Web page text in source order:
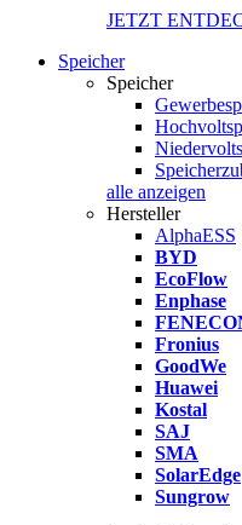
JETZT
Speicher
Speicher
alle anzeigen
Hersteller
AlphaESS
BYD
EcoFlow
Enphase
Fronius
GoodWe
Huawei
Kostal
SAJ
SMA
SolarEdge
Sungrow